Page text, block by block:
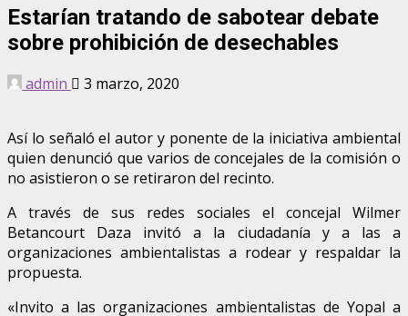
Estarían tratando de sabotear debate
sobre prohibición de desechables
admin 3 marzo, 2020
Así lo señaló el autor y ponente de la iniciativa ambiental
quien denunció que varios de concejales de la comisión o
no asistieron o se retiraron del recinto.
A través de sus redes sociales el concejal Wilmer
Betancourt Daza invitó a la ciudadanía y a las a
organizaciones ambientalistas a rodear y respaldar la
propuesta.
«Invito a las organizaciones ambientalistas de Yopal a